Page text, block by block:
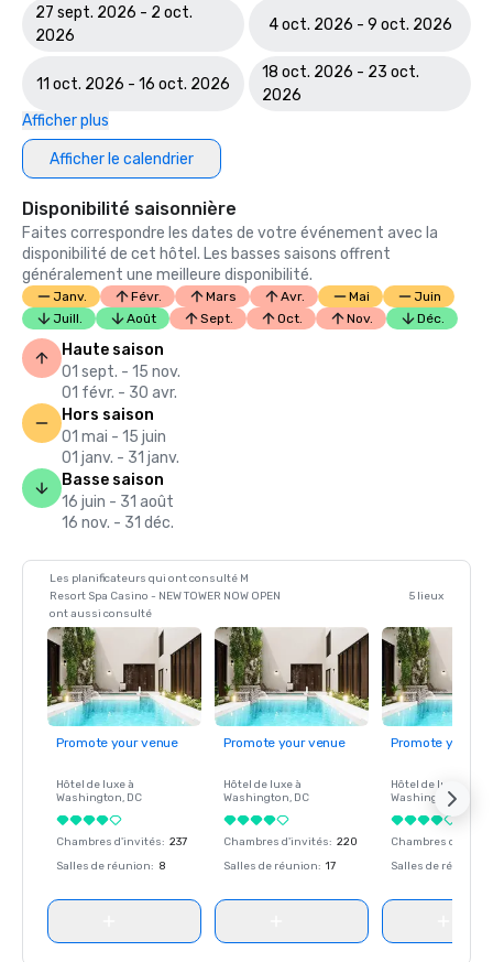
27 sept. 2026 - 2 oct.
2026
4 oct. 2026 - 9 oct. 2026
11 oct. 2026 - 16 oct. 2026
18 oct. 2026 - 23 oct.
2026
Afficher plus
Afficher le calendrier
Disponibilité saisonnière
Faites correspondre les dates de votre événement avec la
disponibilité de cet hôtel. Les basses saisons offrent
généralement une meilleure disponibilité.
Janv. Févr. Mars Avr. Mai
Juin
Juill.
Août Sept. Oct. Nov. Déc.
Haute saison
01 sept. - 15 nov.
01 févr. - 30 avr.
Hors saison
01 mai - 15 juin
01 janv. - 31 janv.
Basse saison
16 juin - 31 août
16 nov. - 31 déc.
Les planificateurs qui ont consulté M
Resort Spa Casino - NEW TOWER NOW OPEN
ont aussi consulté
5 lieux
Promote your venue
Hôtel de luxe à
Washington, DC
Chambres d'invités: 237
Salles de réunion: 8
Promote your venue
Hôtel de luxe à
Washington, DC
Chambres d'invités: 220
Salles de réunion: 17
Promote your
Hôtel de luxe à
Washington
Chambres
Salles de réunion